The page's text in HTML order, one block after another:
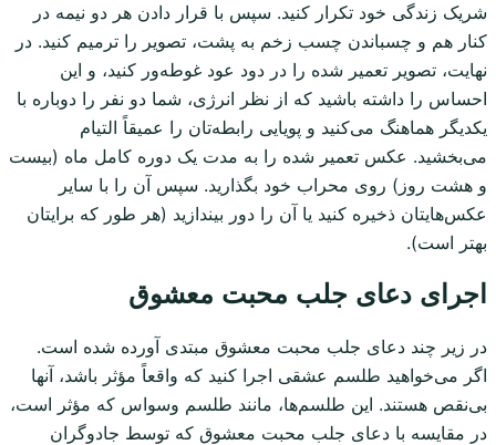
شریک زندگی خود تکرار کنید. سپس با قرار دادن هر دو نیمه در
کنار هم و چسباندن چسب زخم به پشت، تصویر را ترمیم کنید. در
نهایت، تصویر تعمیر شده را در دود عود غوطه‌ور کنید، و این
احساس را داشته باشید که از نظر انرژی، شما دو نفر را دوباره با
یکدیگر هماهنگ می‌کنید و پویایی رابطه‌تان را عمیقاً التیام
می‌بخشید. عکس تعمیر شده را به مدت یک دوره کامل ماه (بیست
و هشت روز) روی محراب خود بگذارید. سپس آن را با سایر
عکس‌هایتان ذخیره کنید یا آن را دور بیندازید (هر طور که برایتان
بهتر است).
اجرای دعای جلب محبت معشوق
در زیر چند دعای جلب محبت معشوق مبتدی آورده شده است.
اگر می‌خواهید طلسم عشقی اجرا کنید که واقعاً مؤثر باشد، آنها
بی‌نقص هستند. این طلسم‌ها، مانند طلسم وسواس که مؤثر است،
در مقایسه با دعای جلب محبت معشوق که توسط جادوگران